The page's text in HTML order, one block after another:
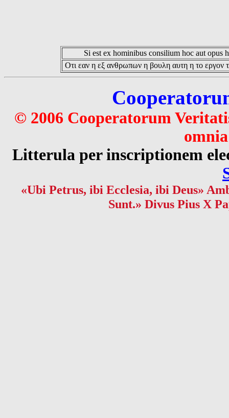
Si est ex hominibus consilium hoc aut opus
Οτι εαν η εξ ανθρωπων η βουλη αυτη η το εργον
© 2006 Cooperatorum
Litterula per inscriptionem
«Ubi Petrus, ibi Ecclesia, ibi Deus»
Sunt.» Divus Pius X